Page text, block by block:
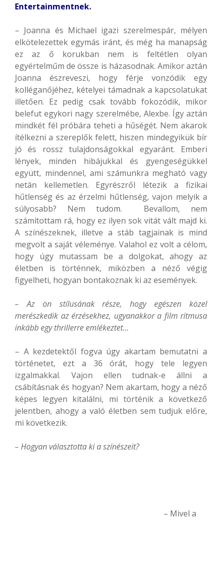
Entertainmentnek.
– Joanna és Michael igazi szerelmespár, mélyen
elkötelezettek egymás iránt, és még ha manapság
ez az ő korukban nem is feltétlen olyan
egyértelműm de össze is házasodnak. Amikor aztán
Joanna észreveszi, hogy férje vonzódik egy
kolléganőjéhez, kételyei támadnak a kapcsolatukat
illetően. Ez pedig csak tovább fokozódik, mikor
belefut egykori nagy szerelmébe, Alexbe. Így aztán
mindkét fél próbára teheti a hűségét. Nem akarok
ítélkezni a szereplők felett, hiszen mindegyikük bír
jó és rossz tulajdonságokkal egyaránt. Emberi
lények, minden hibájukkal és gyengeségükkel
együtt, mindennel, ami számunkra megható vagy
netán kellemetlen. Egyrészről létezik a fizikai
hűtlenség és az érzelmi hűtlenség, vajon melyik a
súlyosabb? Nem tudom. Bevallom, nem
számítottam rá, hogy ez ilyen sok vitát vált majd ki.
A színészeknek, illetve a stáb tagjainak is mind
megvolt a saját véleménye. Valahol ez volt a célom,
hogy úgy mutassam be a dolgokat, ahogy az
életben is történnek, miközben a néző végig
figyelheti, hogyan bontakoznak ki az események.
– Az ön stílusának része, hogy egészen közel
merészkedik az érzésekhez, ugyanakkor a film ritmusa
inkább egy thrillerre emlékeztet…
– A kezdetektől fogva úgy akartam bemutatni a
történetet, ezt a 36 órát, hogy tele legyen
izgalmakkal. Vajon ellen tudnak-e állni a
csábításnak és hogyan? Nem akartam, hogy a néző
képes legyen kitalálni, mi történik a következő
jelentben, ahogy a való életben sem tudjuk előre,
mi következik.
– Hogyan választotta ki a színészeit?
– Mivel a